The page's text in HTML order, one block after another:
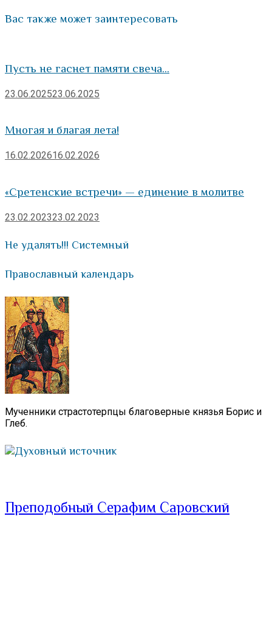
Вас также может заинтересовать
Пусть не гаснет памяти свеча…
23.06.202523.06.2025
Многая и благая лета!
16.02.202616.02.2026
«Сретенские встречи» — единение в молитве
23.02.202323.02.2023
Не удалять!!! Системный
Православный календарь
Мученники страстотерпцы благоверные князья Борис и
Глеб.
Духовный источник
Преподобный Серафим Саровский